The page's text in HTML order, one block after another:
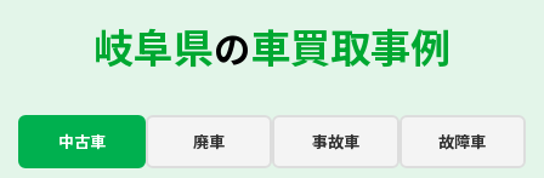
岐阜県の車買取事例
中古車 廃車 事故車 故障車